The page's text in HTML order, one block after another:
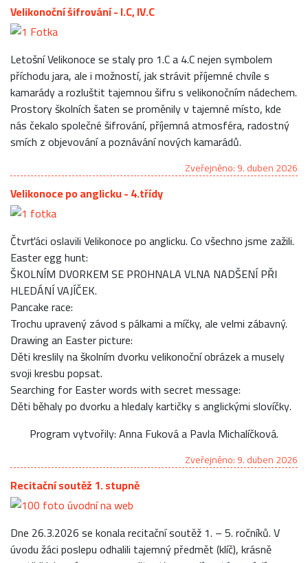
Velikonoční šifrování - I.C, IV.C
Letošní Velikonoce se staly pro 1.C a 4.C nejen symbolem
příchodu jara, ale i možností, jak strávit příjemné chvíle s
kamarády a rozluštit tajemnou šifru s velikonočním nádechem.
Prostory školních šaten se proměnily v tajemné místo, kde
nás čekalo společné šifrování, příjemná atmosféra, radostný
smích z objevování a poznávání nových kamarádů.
Zveřejněno: 9. duben 2026
Velikonoce po anglicku - 4.třídy
Čtvrťáci oslavili Velikonoce po anglicku. Co všechno jsme zažili.
Easter egg hunt:
ŠKOLNÍM DVORKEM SE PROHNALA VLNA NADŠENÍ PŘI
HLEDÁNÍ VAJÍČEK.
Pancake race:
Trochu upravený závod s pálkami a míčky, ale velmi zábavný.
Drawing an Easter picture:
Děti kreslily na školním dvorku velikonoční obrázek a musely
svoji kresbu popsat.
Searching for Easter words with secret message:
Děti běhaly po dvorku a hledaly kartičky s anglickými slovíčky.
Program vytvořily: Anna Fuková a Pavla Michalíčková.
Zveřejněno: 9. duben 2026
Recitační soutěž 1. stupně
Dne 26.3.2026 se konala recitační soutěž 1. – 5. ročníků. V
úvodu žáci poslepu odhalili tajemný předmět (klíč), krásně